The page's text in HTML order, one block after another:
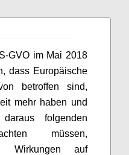
GVO im Mai 2018
dass Europäische
betroffen sind,
mehr haben und
folgenden
müssen,
Wirkungen auf